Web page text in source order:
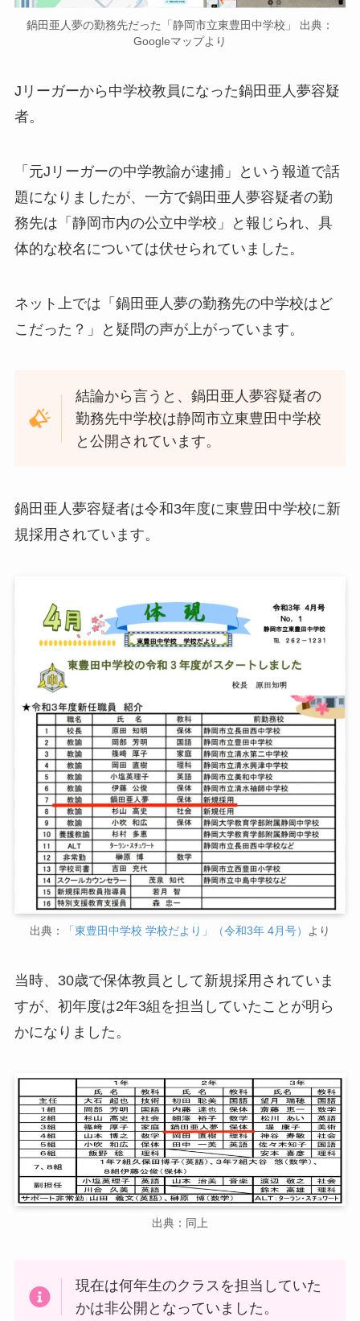
鍋田亜人夢の勤務先だった「静岡市立東豊田中学校」 出典：
Googleマップより
Jリーガーから中学校教員になった鍋田亜人夢容疑
者。
「元Jリーガーの中学教諭が逮捕」という報道で話
題になりましたが、一方で鍋田亜人夢容疑者の勤
務先は「静岡市内の公立中学校」と報じられ、具
体的な校名については伏せられていました。
ネット上では「鍋田亜人夢の勤務先の中学校はど
こだった？」と疑問の声が上がっています。
結論から言うと、鍋田亜人夢容疑者の
勤務先中学校は静岡市立東豊田中学校
と公開されています。
鍋田亜人夢容疑者は令和3年度に東豊田中学校に新
規採用されています。
出典： 「東豊田中学校 学校だより」（令和3年 4月号） より
当時、30歳で保体教員として新規採用されていま
すが、初年度は2年3組を担当していたことが明ら
かになりました。
出典：同上
現在は何年生のクラスを担当していた
かは非公開となっていました。